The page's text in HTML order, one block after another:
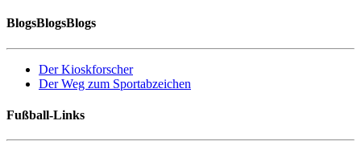
BlogsBlogsBlogs
Der Kioskforscher
Der Weg zum Sportabzeichen
Fußball-Links